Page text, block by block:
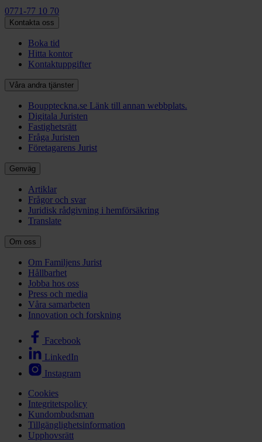
0771-77 10 70
Kontakta oss
Boka tid
Hitta kontor
Kontaktuppgifter
Våra andra tjänster
Bouppteckna.se Länk till annan webbplats.
Digitala Juristen
Fastighetsrätt
Fråga Juristen
Företagarens Jurist
Genväg
Artiklar
Frågor och svar
Juridisk rådgivning i hemförsäkring
Translate
Om oss
Om Familjens Jurist
Hållbarhet
Jobba hos oss
Press och media
Våra samarbeten
Innovation och forskning
Facebook
LinkedIn
Instagram
Cookies
Integritetspolicy
Kundombudsman
Tillgänglighetsinformation
Upphovsrätt